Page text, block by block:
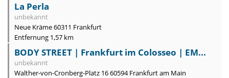
La Perla
unbekannt
Neue Kräme 60311 Frankfurt
Entfernung 1,57 km
BODY STREET | Frankfurt im Colosseo | EM...
unbekannt
Walther-von-Cronberg-Platz 16 60594 Frankfurt am Main